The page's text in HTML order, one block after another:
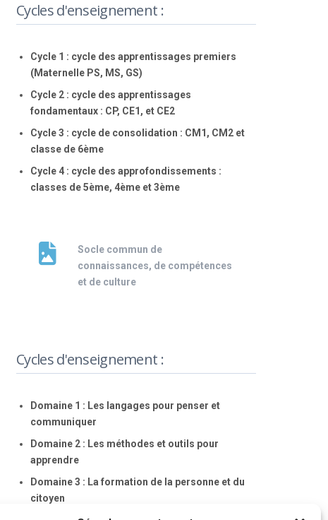
Cycles d'enseignement :
Cycle 1 : cycle des apprentissages premiers
(Maternelle PS, MS, GS)
Cycle 2 : cycle des apprentissages
fondamentaux : CP, CE1, et CE2
Cycle 3 : cycle de consolidation : CM1, CM2 et
classe de 6ème
Cycle 4 : cycle des approfondissements :
classes de 5ème, 4ème et 3ème
Socle commun de
connaissances, de compétences
et de culture
Cycles d'enseignement :
Domaine 1 : Les langages pour penser et
communiquer
Domaine 2 : Les méthodes et outils pour
apprendre
Domaine 3 : La formation de la personne et du
citoyen